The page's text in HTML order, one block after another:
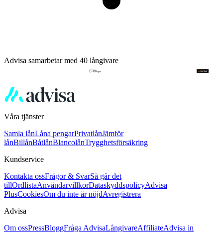
Advisa samarbetar med 40 långivare
Våra tjänster
Samla lånLåna pengarPrivatlånJämför
lånBillånBåtlånBlancolånTrygghetsförsäkring
Kundservice
Kontakta ossFrågor & SvarSå går det
tillOrdlistaAnvändarvillkorDataskyddspolicyAdvisa
PlusCookiesOm du inte är nöjdAvregistrera
Advisa
Om ossPressBloggFråga AdvisaLångivareAffiliateAdvisa in